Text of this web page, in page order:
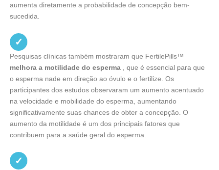
aumenta diretamente a probabilidade de concepção bem-
sucedida.
✓
Pesquisas clínicas também mostraram que FertilePills™
melhora a motilidade do esperma , que é essencial para que
o esperma nade em direção ao óvulo e o fertilize. Os
participantes dos estudos observaram um aumento acentuado
na velocidade e mobilidade do esperma, aumentando
significativamente suas chances de obter a concepção. O
aumento da motilidade é um dos principais fatores que
contribuem para a saúde geral do esperma.
✓